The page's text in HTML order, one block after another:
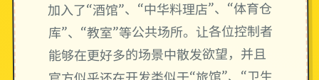
加入了“酒馆”、“中华料理店”、“体育仓
库”、“教室”等公共场所。让各位控制者
能够在更好多的场景中散发欲望，并且